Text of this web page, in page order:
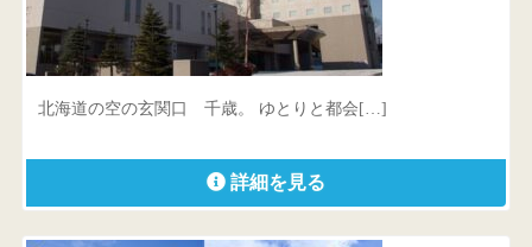
ANAクラウンプラザホテル千歳
北海道 千歳市北栄2-2-1
北海道の空の玄関口 千歳。 ゆとりと都会[…]
詳細を見る